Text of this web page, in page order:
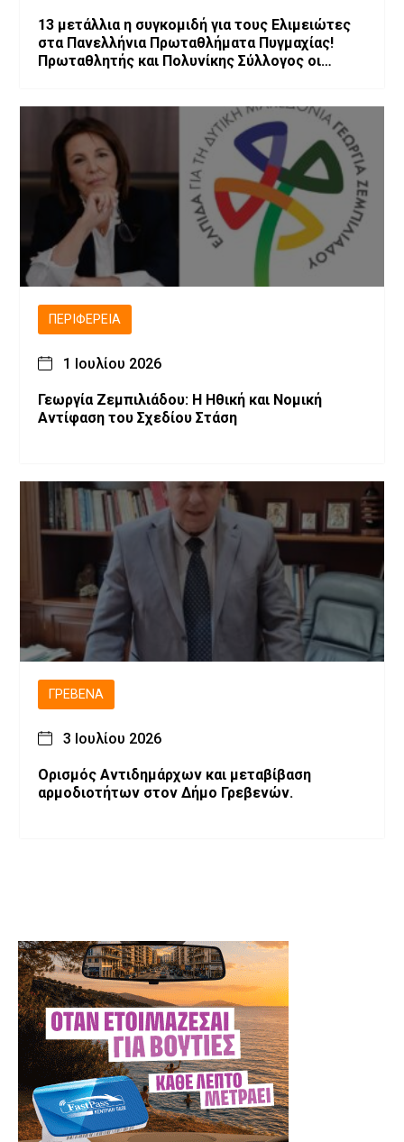
13 μετάλλια η συγκομιδή για τους Ελιμειώτες
στα Πανελλήνια Πρωταθλήματα Πυγμαχίας!
Πρωταθλητής και Πολυνίκης Σύλλογος οι
ΠΕΡΙΦΈΡΕΙΑ
1 Ιουλίου 2026
Γεωργία Ζεμπιλιάδου: Η Ηθική και Νομική
Αντίφαση του Σχεδίου Στάση
ΓΡΕΒΕΝΆ
3 Ιουλίου 2026
Ορισμός Αντιδημάρχων και μεταβίβαση
αρμοδιοτήτων στον Δήμο Γρεβενών.